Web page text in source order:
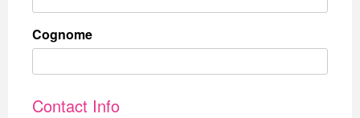
Cognome
Contact Info